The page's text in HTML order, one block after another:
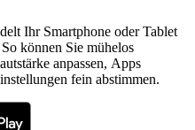
Ihr Smartphone oder Tablet
können Sie mühelos
anpassen, Apps
fein abstimmen.